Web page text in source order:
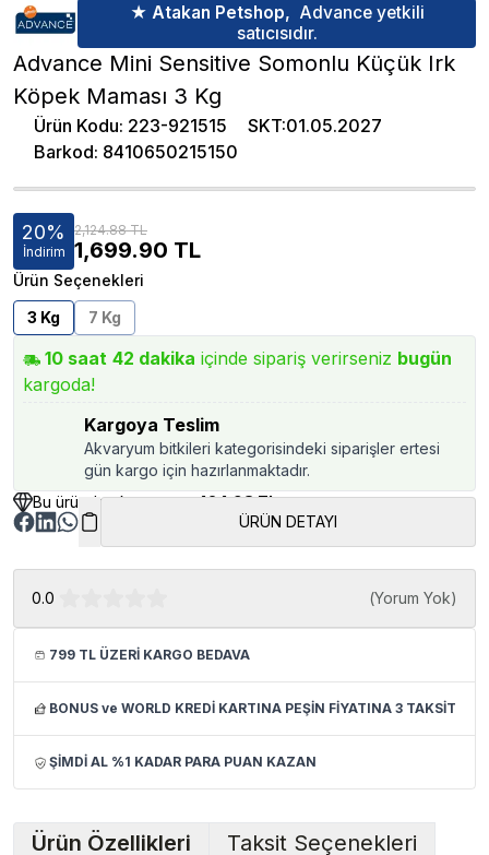
★ Atakan Petshop, Advance yetkili
satıcısıdır.
Advance Mini Sensitive Somonlu Küçük Irk
Köpek Maması 3 Kg
Ürün Kodu: 223-921515 SKT:01.05.2027
Barkod: 8410650215150
20%
İndirim
2,124.88 TL
1,699.90 TL
Ürün Seçenekleri
3 Kg
7 Kg
10 saat 42 dakika içinde sipariş verirseniz bugün
kargoda!
Kargoya Teslim
Akvaryum bitkileri kategorisindeki siparişler ertesi
gün kargo için hazırlanmaktadır.
Bu üründen kazancınız424.98 TL
ÜRÜN DETAYI
0.0 (Yorum Yok)
799 TL ÜZERİ KARGO BEDAVA
BONUS ve WORLD KREDİ KARTINA PEŞİN FİYATINA 3 TAKSİT
ŞİMDİ AL %1 KADAR PARA PUAN KAZAN
Ürün Özellikleri Taksit Seçenekleri